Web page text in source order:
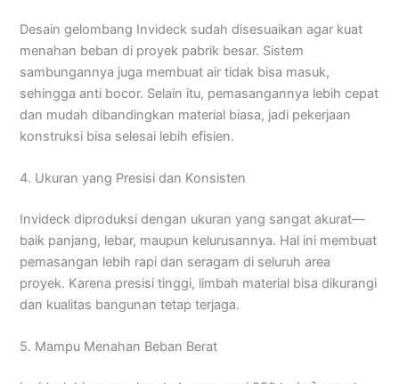
Desain gelombang Invideck sudah disesuaikan agar kuat
menahan beban di proyek pabrik besar. Sistem
sambungannya juga membuat air tidak bisa masuk,
sehingga anti bocor. Selain itu, pemasangannya lebih cepat
dan mudah dibandingkan material biasa, jadi pekerjaan
konstruksi bisa selesai lebih efisien.
4. Ukuran yang Presisi dan Konsisten
Invideck diproduksi dengan ukuran yang sangat akurat—
baik panjang, lebar, maupun kelurusannya. Hal ini membuat
pemasangan lebih rapi dan seragam di seluruh area
proyek. Karena presisi tinggi, limbah material bisa dikurangi
dan kualitas bangunan tetap terjaga.
5. Mampu Menahan Beban Berat